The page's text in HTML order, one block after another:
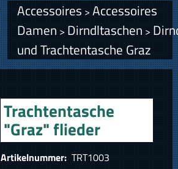
Accessoires > Accessoires
Damen > Dirndltaschen >
und Trachtentasche Graz
Trachtentasche
"Graz" flieder
Artikelnummer: TRT1003